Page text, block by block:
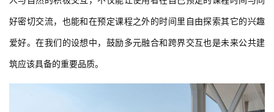
爱好。在我们的设想中，鼓励多元融合和跨界交互也是未来公共建
筑应该具备的重要品质。